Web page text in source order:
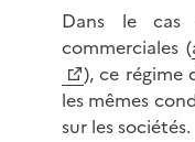
Dans le cas
commerciales (
), ce régime
les mêmes
sur les sociétés.